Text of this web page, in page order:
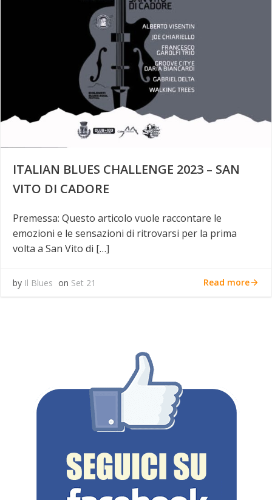
ITALIAN BLUES CHALLENGE 2023 – SAN
VITO DI CADORE
Premessa: Questo articolo vuole raccontare le
emozioni e le sensazioni di ritrovarsi per la prima
volta a San Vito di […]
by Il Blues on Set 21 Read more